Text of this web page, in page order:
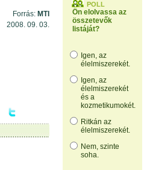
POLL
Ön elolvassa az
összetevők
listáját?
Igen, az
élelmiszerekét.
Igen, az
élelmiszerekét
és a
kozmetikumokét.
Ritkán az
élelmiszerekét.
Nem, szinte
soha.
Forrás: MTI
2008. 09. 03.